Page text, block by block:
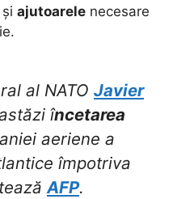
și ajutoarele necesare
al NATO Javier
încetarea
aeriene a
împotriva
AFP.